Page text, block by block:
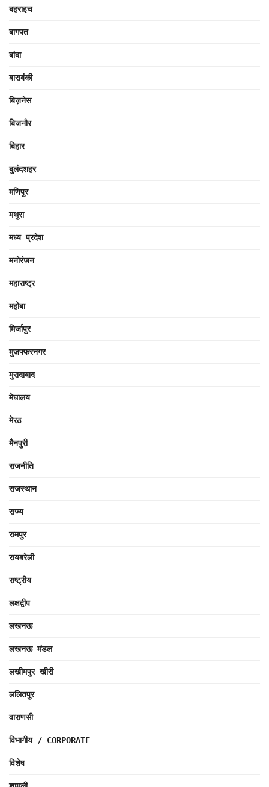
बहराइच
बागपत
बांदा
बाराबंकी
बिज़नेस
बिजनौर
बिहार
बुलंदशहर
मणिपुर
मथुरा
मध्य प्रदेश
मनोरंजन
महाराष्ट्र
महोबा
मिर्जापुर
मुज़फ्फरनगर
मुरादाबाद
मेघालय
मेरठ
मैनपुरी
राजनीति
राजस्थान
राज्य
रामपुर
रायबरेली
राष्ट्रीय
लक्षद्वीप
लखनऊ
लखनऊ मंडल
लखीमपुर खीरी
ललितपुर
वाराणसी
विभागीय / CORPORATE
विशेष